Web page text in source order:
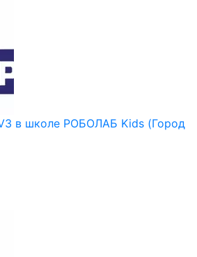
в школе РОБОЛАБ Kids (Город